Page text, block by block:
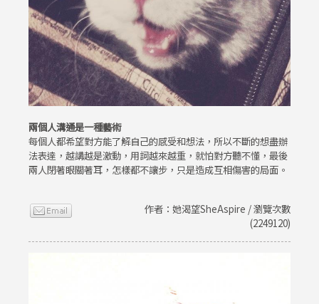
兩個人溝通是一種藝術
每個人都希望對方能了解自己的感受和想法，所以不斷的想盡辦
法表達，越講越是激動，用詞越來越重，就怕對方聽不懂，最後
兩人閉著眼關著耳，怎樣都不讓步，只是造成互相傷害的局面。
作者：她渴望SheAspire / 瀏覽次數
(2249120)